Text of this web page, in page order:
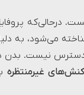
درحالی‌که
می‌شود، به
دسترس نیست. بدن
غیرمنتظره